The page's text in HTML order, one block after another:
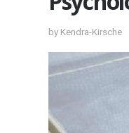
by Kendra-Kirsche